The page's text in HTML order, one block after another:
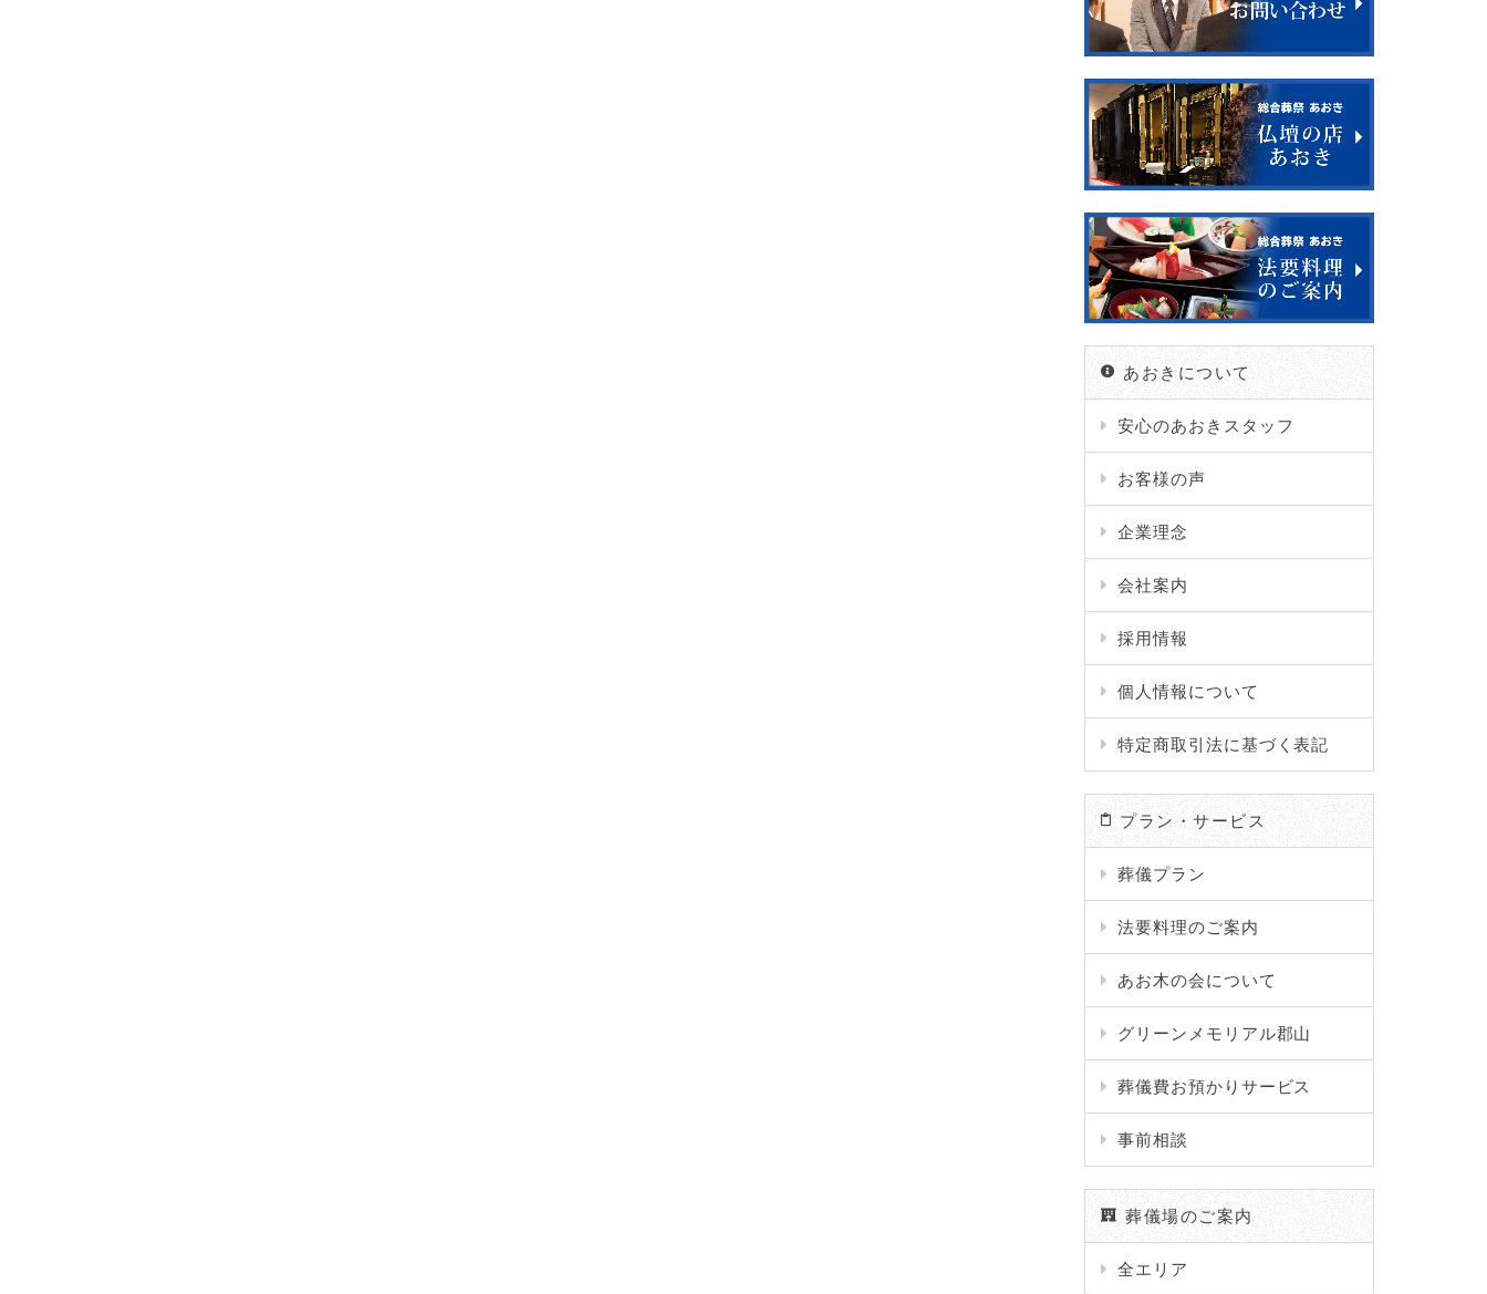
あおきについて
安心のあおきスタッフ
お客様の声
企業理念
会社案内
採用情報
個人情報について
特定商取引法に基づく表記
プラン・サービス
葬儀プラン
法要料理のご案内
あお木の会について
グリーンメモリアル郡山
葬儀費お預かりサービス
事前相談
葬儀場のご案内
全エリア